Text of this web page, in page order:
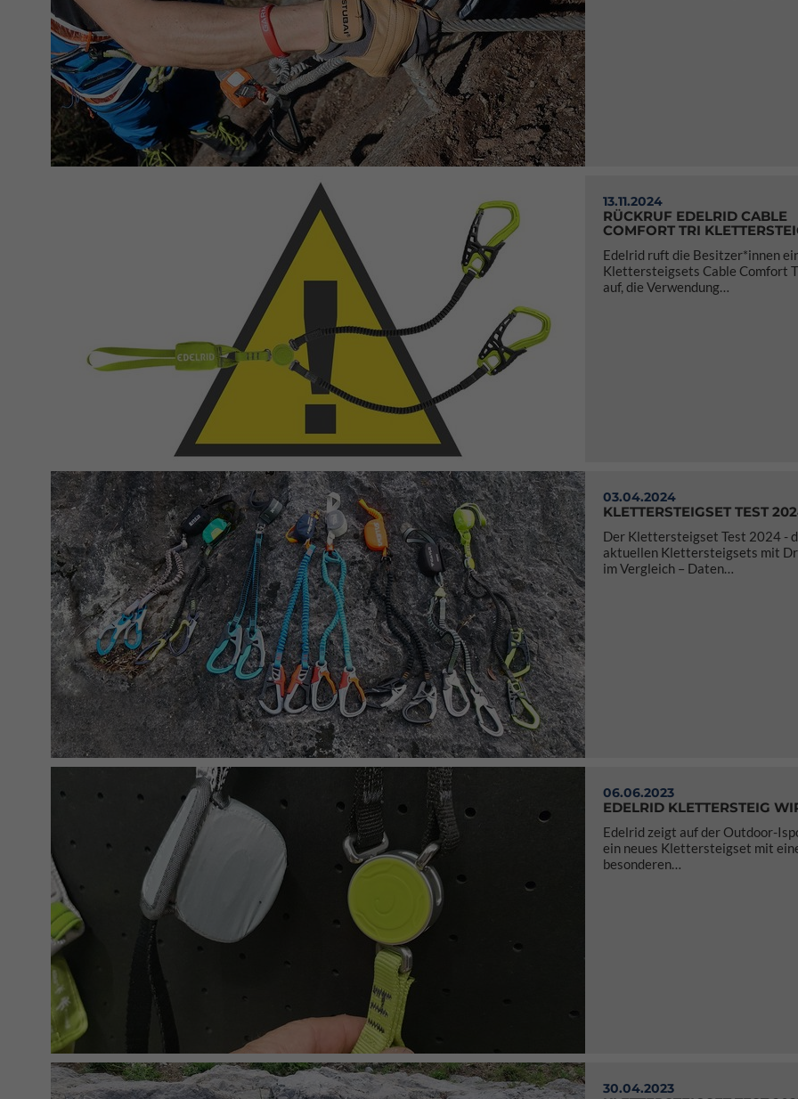
13.11.2024
RÜCKRUF EDELRID CABLE
COMFORT TRI
Edelrid ruft die Besitzer*innen
Klettersteigsets Cable Comfort
auf, die Verwendung…
03.04.2024
KLETTERSTEIGSET TEST
Der Klettersteigset Test 2024 -
aktuellen Klettersteigsets mit
im Vergleich – Daten…
06.06.2023
EDELRID KLETTERSTEIG
Edelrid zeigt auf der Outdoor-
ein neues Klettersteigset mit
besonderen…
30.04.2023